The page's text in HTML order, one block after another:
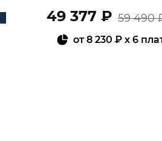
49 377 ₽ 59 490
от8 230 ₽x 6